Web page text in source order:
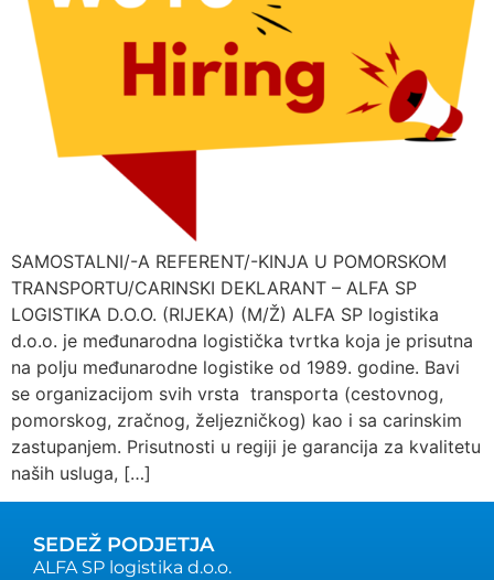
SAMOSTALNI/-A REFERENT/-KINJA U POMORSKOM
TRANSPORTU/CARINSKI DEKLARANT – ALFA SP
LOGISTIKA D.O.O. (RIJEKA) (M/Ž) ALFA SP logistika
d.o.o. je međunarodna logistička tvrtka koja je prisutna
na polju međunarodne logistike od 1989. godine. Bavi
se organizacijom svih vrsta transporta (cestovnog,
pomorskog, zračnog, željezničkog) kao i sa carinskim
zastupanjem. Prisutnosti u regiji je garancija za kvalitetu
naših usluga, […]
SEDEŽ PODJETJA
ALFA SP logistika d.o.o.